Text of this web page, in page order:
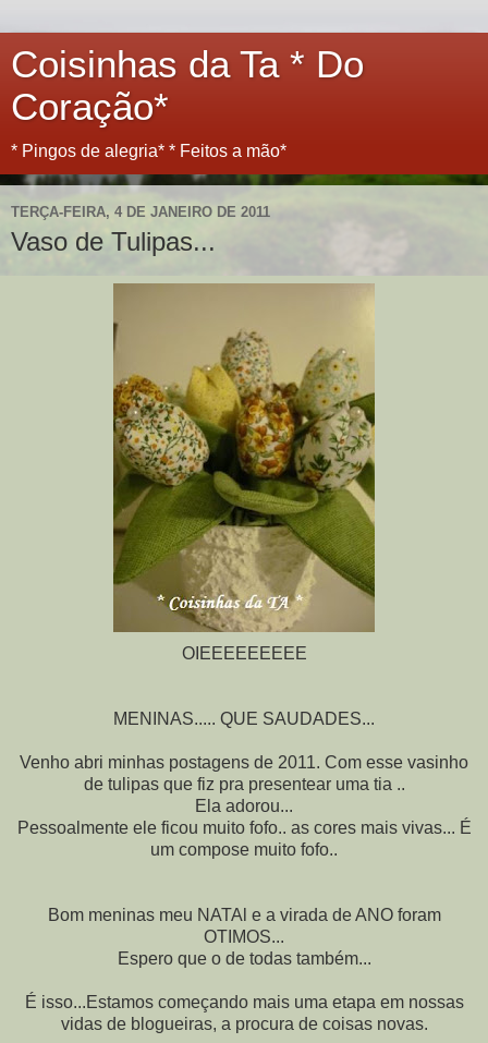
Coisinhas da Ta * Do
Coração*
* Pingos de alegria* * Feitos a mão*
TERÇA-FEIRA, 4 DE JANEIRO DE 2011
Vaso de Tulipas...
OIEEEEEEEEE
MENINAS..... QUE SAUDADES...
Venho abri minhas postagens de 2011. Com esse vasinho
de tulipas que fiz pra presentear uma tia ..
Ela adorou...
Pessoalmente ele ficou muito fofo.. as cores mais vivas... É
um compose muito fofo..
Bom meninas meu NATAl e a virada de ANO foram
OTIMOS...
Espero que o de todas também...
É isso...Estamos começando mais uma etapa em nossas
vidas de blogueiras, a procura de coisas novas.